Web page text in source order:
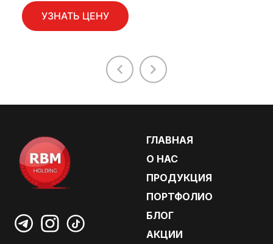
УЗНАТЬ ЦЕНУ
ГЛАВНАЯ
О НАС
ПРОДУКЦИЯ
ПОРТФОЛИО
БЛОГ
АКЦИИ